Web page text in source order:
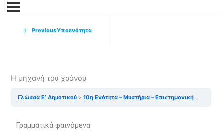
Previous Υποενότητα
Η μηχανή του χρόνου
Γλώσσα Ε’ Δημοτικού 10η Ενότητα – Μυστήρια – Επιστημονική φαντασία
Γραμματικά φαινόμενα: